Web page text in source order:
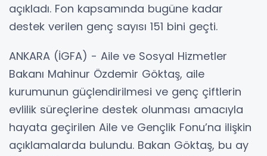
açıkladı. Fon kapsamında bugüne kadar
destek verilen genç sayısı 151 bini geçti.
ANKARA (İGFA) - Aile ve Sosyal Hizmetler
Bakanı Mahinur Özdemir Göktaş, aile
kurumunun güçlendirilmesi ve genç çiftlerin
evlilik süreçlerine destek olunması amacıyla
hayata geçirilen Aile ve Gençlik Fonu’na ilişkin
açıklamalarda bulundu. Bakan Göktaş, bu ay